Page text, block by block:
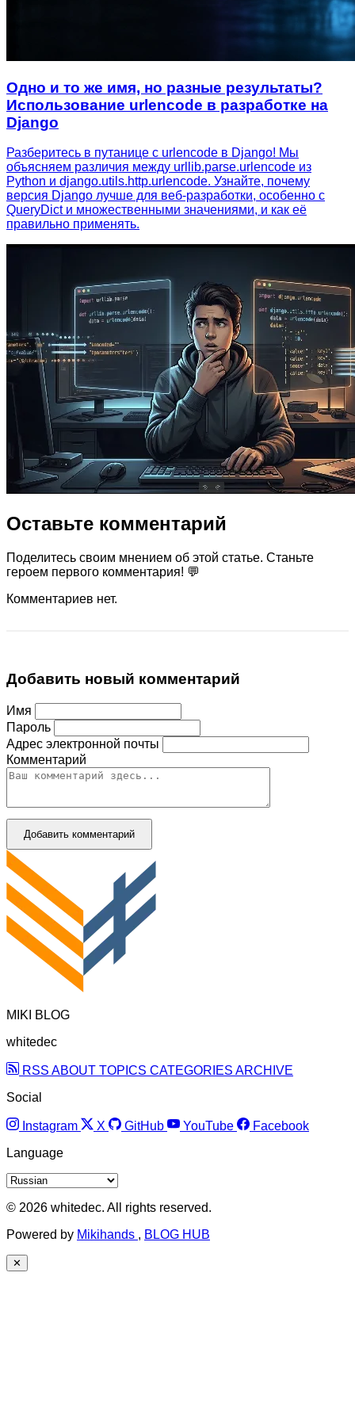
Одно и то же имя, но разные результаты?
Использование urlencode в разработке на
Django
Разберитесь в путанице с urlencode в Django! Мы
объясняем различия между urllib.parse.urlencode из
Python и django.utils.http.urlencode. Узнайте, почему
версия Django лучше для веб-разработки, особенно с
QueryDict и множественными значениями, и как её
правильно применять.
Оставьте комментарий
Поделитесь своим мнением об этой статье. Станьте
героем первого комментария! 💬
Комментариев нет.
Добавить новый комментарий
Имя
Пароль
Адрес электронной почты
Комментарий
Добавить комментарий
MIKI BLOG
whitedec
RSS ABOUT TOPICS CATEGORIES ARCHIVE
Social
Instagram X GitHub YouTube
Facebook
Language
© 2026 whitedec. All rights reserved.
Powered by Mikihands , BLOG HUB
✕